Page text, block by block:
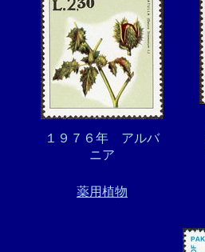
１９７６年 アルバ
ニア
薬用植物